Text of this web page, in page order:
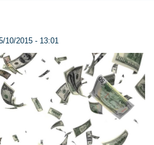
10/2015 - 13:01